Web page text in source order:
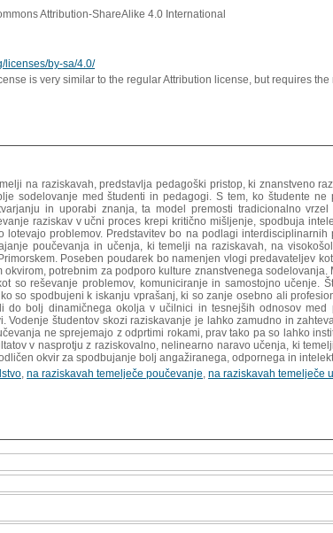
Attribution-ShareAlike 4.0 International
licenses/by-sa/4.0/
is very similar to the regular Attribution license, but requires
na raziskavah, predstavlja pedagoški pristop, ki znanstveno
sodelovanje med študenti in pedagogi. S tem, ko študente
in uporabi znanja, ta model premosti tradicionalno
raziskav v učni proces krepi kritično mišljenje, spodbuja
lotevajo problemov. Predstavitev bo na podlagi
poučevanja in učenja, ki temelji na raziskavah, na
Poseben poudarek bo namenjen vlogi predavateljev
potrebnim za podporo kulture znanstvenega
so reševanje problemov, komuniciranje in samostojno učenje.
so spodbujeni k iskanju vprašanj, ki so zanje osebno ali
do bolj dinamičnega okolja v učilnici in tesnejših odnosov med
Vodenje študentov skozi raziskavanje je lahko zamudno in
ne sprejemajo z odprtimi rokami, prav tako pa so lahko
v nasprotju z raziskovalno, nelinearno naravo učenja, ki
okvir za spodbujanje bolj angažiranega, odpornega in
, na raziskavah temelječe poučevanje, na raziskavah temelječe